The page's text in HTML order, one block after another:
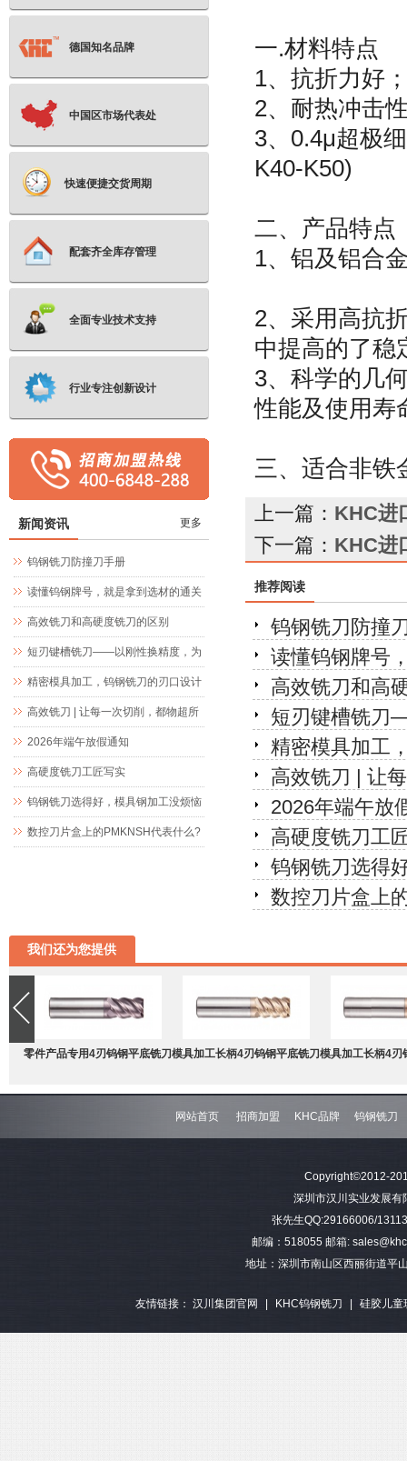
一.材料特点
1、抗折
2、耐热冲
3、0.4μ超极
K40-K50)
二、产品特点
1、铝
2、采用高抗
中提高
3、科学的几
性能及使用寿
三、适合非铁
上一篇： KHC进
下一篇： KHC进
推荐阅读
钨钢铣刀防撞
读懂钨钢牌号
高效铣刀和高
短刃键槽铣刀
精密模具加工
高效铣刀 | 让
2026年端午放
高硬度铣刀工
钨钢铣刀选得
数控刀片盒上
德国知名品牌
中国区市场代表处
快速便捷交货周期
配套齐全库存管理
全面专业技术支持
行业专注创新设计
新闻资讯 更多
钨钢铣刀防撞刀手册
读懂钨钢牌号，就是拿到选材的通关
文牒
高效铣刀和高硬度铣刀的区别
短刃键槽铣刀——以刚性换精度，为
精密键槽加工而生
精密模具加工，钨钢铣刀的刃口设计
究竟藏着什么玄机
高效铣刀 | 让每一次切削，都物超所
值
2026年端午放假通知
高硬度铣刀工匠写实
钨钢铣刀选得好，模具钢加工没烦恼
数控刀片盒上的PMKNSH代表什么?
我们还为您提供
零件产品专用4刃钨钢平底铣刀模具加工长柄4刃钨钢平底铣刀模具加工长柄4刃
钢平底
网站首页 招商加盟 KHC品牌 钨钢铣刀
Copyright©2012-
深圳市汉川实业发展
张先生QQ:29166006/
邮编：518055 邮箱:
地址：深圳市南山区西丽街道平
友情链接： 汉川集团官网 | KHC钨钢铣刀 | 硅胶儿童